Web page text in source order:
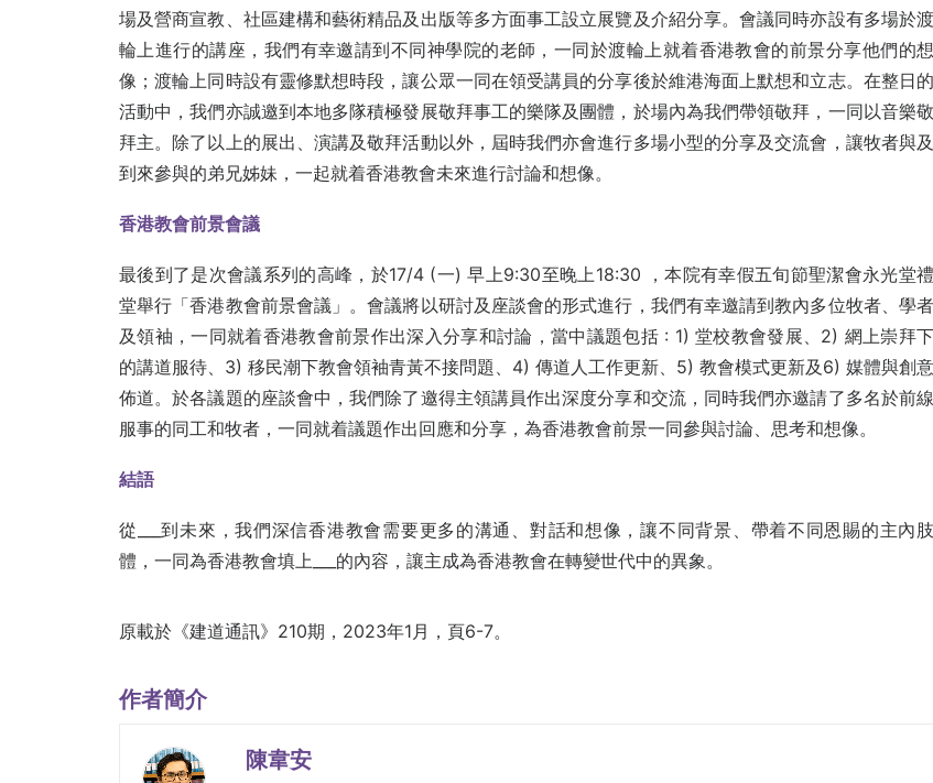
場及營商宣教、社區建構和藝術精品及出版等多方面事工設立展覽及介紹分享。會議同時亦設有多場於渡
輪上進行的講座，我們有幸邀請到不同神學院的老師，一同於渡輪上就着香港教會的前景分享他們的想
像；渡輪上同時設有靈修默想時段，讓公眾一同在領受講員的分享後於維港海面上默想和立志。在整日的
活動中，我們亦誠邀到本地多隊積極發展敬拜事工的樂隊及團體，於場內為我們帶領敬拜，一同以音樂敬
拜主。除了以上的展出、演講及敬拜活動以外，屆時我們亦會進行多場小型的分享及交流會，讓牧者與及
到來參與的弟兄姊妹，一起就着香港教會未來進行討論和想像。
香港教會前景會議
最後到了是次會議系列的高峰，於17/4 (一) 早上9:30至晚上18:30 ，本院有幸假五旬節聖潔會永光堂禮
堂舉行「香港教會前景會議」。會議將以研討及座談會的形式進行，我們有幸邀請到教內多位牧者、學者
及領袖，一同就着香港教會前景作出深入分享和討論，當中議題包括 : 1) 堂校教會發展、2) 網上崇拜下
的講道服待、3) 移民潮下教會領袖青黃不接問題、4) 傳道人工作更新、5) 教會模式更新及6) 媒體與創意
佈道。於各議題的座談會中，我們除了邀得主領講員作出深度分享和交流，同時我們亦邀請了多名於前線
服事的同工和牧者，一同就着議題作出回應和分享，為香港教會前景一同參與討論、思考和想像。
結語
從___到未來，我們深信香港教會需要更多的溝通、對話和想像，讓不同背景、帶着不同恩賜的主內肢
體，一同為香港教會填上___的內容，讓主成為香港教會在轉變世代中的異象。
原載於《建道通訊》210期，2023年1月，頁6-7。
作者簡介
陳韋安